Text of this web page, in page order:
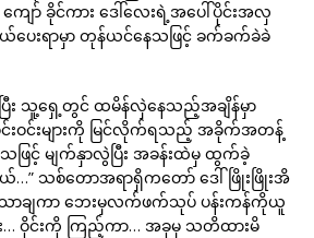
ကျော် ခိုင်ကား ဒေါ်လေးရဲ့အပေါ်ပိုင်းအလှ
ေးရာမှာ တုန်ယင်နေသဖြင့် ခက်ခက်ခဲခဲ
ြီး သူ့ရှေ့တွင် ထမိန်လှဲနေသည့်အချိန်မှာ
ဝင်းများကို မြင်လိုက်ရသည့် အခိုက်အတန့်
ဖြင့် မျက်နှာလွဲပြီး အခန်းထဲမှ ထွက်ခဲ့
သစ်တောအရာရှိကတော် ဒေါ်ဖြိုးဖြိုးအိ
ချကာ ဘေးမှလက်ဖက်သုပ် ပန်းကန်ကိုယူ
… ဝိုင်းကို ကြည့်ကာ… အခုမှ သတိထားမိ